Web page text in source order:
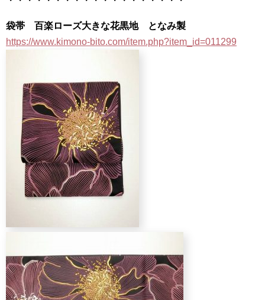
袋帯 百楽ローズ大きな花黒地 となみ製
https://www.kimono-bito.com/item.php?item_id=011299